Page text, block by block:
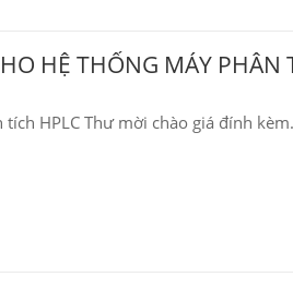
HỆ THỐNG MÁY PHÂN
HPLC Thư mời chào giá đính